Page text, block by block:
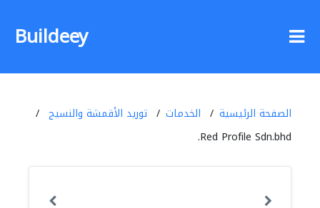
Buildeey
الصفحة الرئيسية الخدمات
توريد الأقمشة والنسيج
Red Profile Sdn.bhd.